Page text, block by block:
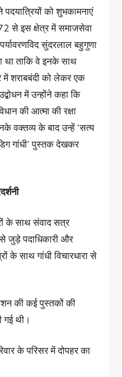
को शुभकामनाएं
से इस क्षेत्र में समाजसेवा
सुंदरलाल बहुगुणा
था ताकि वे इनके साथ
में शराबबंदी को लेकर एक
में उन्होंने कहा कि
की आत्मा की रक्षा
वक्तव्य के बाद उन्हें ‘सत्य
गांधी’ पुस्तक देखकर
के साथ संवाद सत्र
जुड़े पदाधिकारी और
के साथ गांधी विचारधारा से
की कई पुस्तकों की
गई थी।
के परिसर में दोपहर का